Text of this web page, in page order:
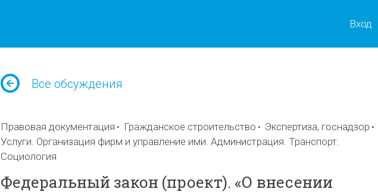
Вход
Все обсуждения
Правовая документация Гражданское строительство
Экспертиза, госнадзор
Услуги. Организация фирм и управление ими. Администрация. Транспорт.
Социология
Федеральный закон (проект). «О внесении